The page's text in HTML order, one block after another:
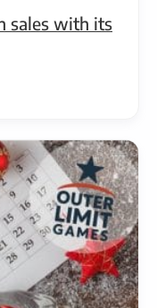
sales with its